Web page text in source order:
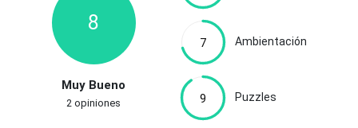
8
Muy Bueno
2 opiniones
7 Ambientación
9 Puzzles